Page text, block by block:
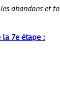
abandons et
la 7e étape :